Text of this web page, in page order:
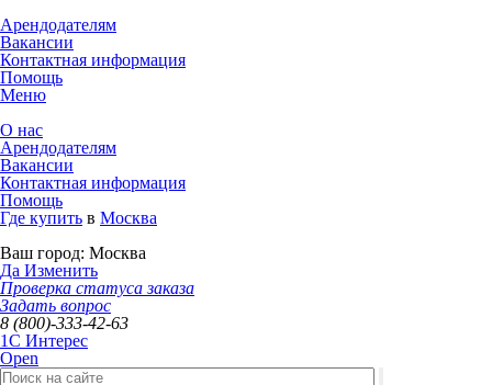
Арендодателям
Вакансии
Контактная информация
Помощь
Меню
О нас
Арендодателям
Вакансии
Контактная информация
Помощь
Где купить в Москва
Ваш город: Москва
Да Изменить
Проверка статуса заказа
Задать вопрос
8 (800)-333-42-63
1C Интерес
Open